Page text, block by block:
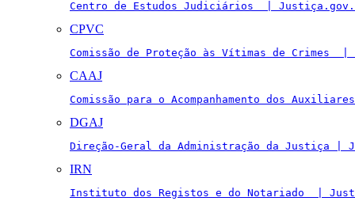
Centro de Estudos Judiciários  |
CPVC
Comissão de Proteção às Vítimas de Crimes
CAAJ
Comissão para o Acompanhamento dos
DGAJ
Direção-Geral da Administração da Justiça |
IRN
Instituto dos Registos e do Notariado  |